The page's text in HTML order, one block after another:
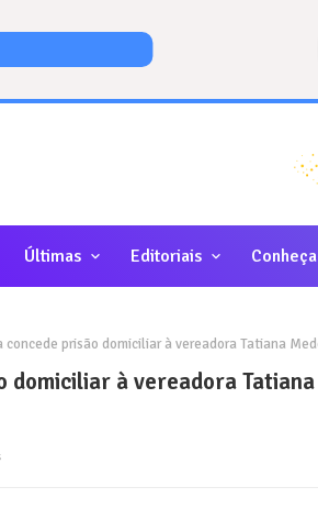
Últimas Editoriais
concede prisão domiciliar à vereadora Tatiana
domiciliar à vereadora